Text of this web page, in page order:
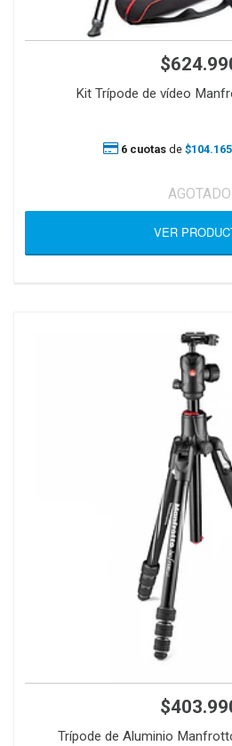
Kit Trípode de vídeo
6 cuotasde $104.165
AGOTADO
VER
Trípode de Aluminio